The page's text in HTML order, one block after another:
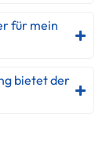
für mein
bietet der